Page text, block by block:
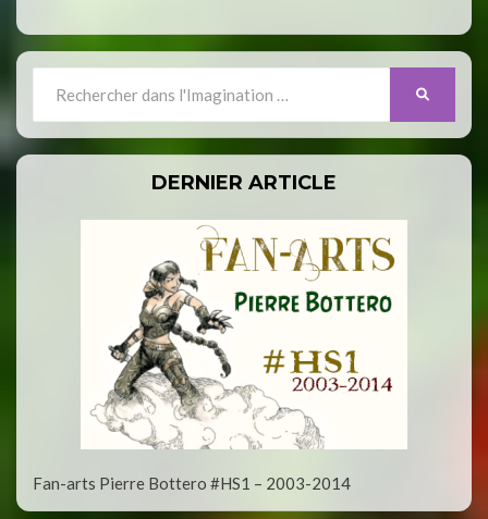
for:
DERNIER ARTICLE
Fan-arts Pierre Bottero #HS1 – 2003-2014